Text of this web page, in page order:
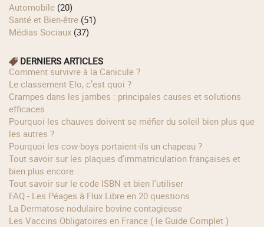
Automobile (20)
Santé et Bien-être (51)
Médias Sociaux (37)
DERNIERS ARTICLES
Comment survivre à la Canicule ?
Le classement Elo, c’est quoi ?
Crampes dans les jambes : principales causes et solutions
efficaces
Pourquoi les chauves doivent se méfier du soleil bien plus que
les autres ?
Pourquoi les cow‑boys portaient‑ils un chapeau ?
Tout savoir sur les plaques d'immatriculation françaises et
bien plus encore
Tout savoir sur le code ISBN et bien l'utiliser
FAQ - Les Péages à Flux Libre en 20 questions
La Dermatose nodulaire bovine contagieuse
Les Vaccins Obligatoires en France ( le Guide Complet )